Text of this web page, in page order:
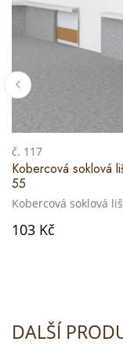
č. 117
Kobercová soklová
55
Kobercová soklová
103 Kč
DALŠÍ